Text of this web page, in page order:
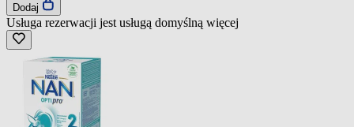
Dodaj
Usługa rezerwacji jest usługą domyślną więcej